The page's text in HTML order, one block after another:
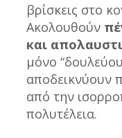
βρίσκεις στο
Ακολουθούν
και
μόνο
αποδεικνύουν
από την
πολυτέλεια.